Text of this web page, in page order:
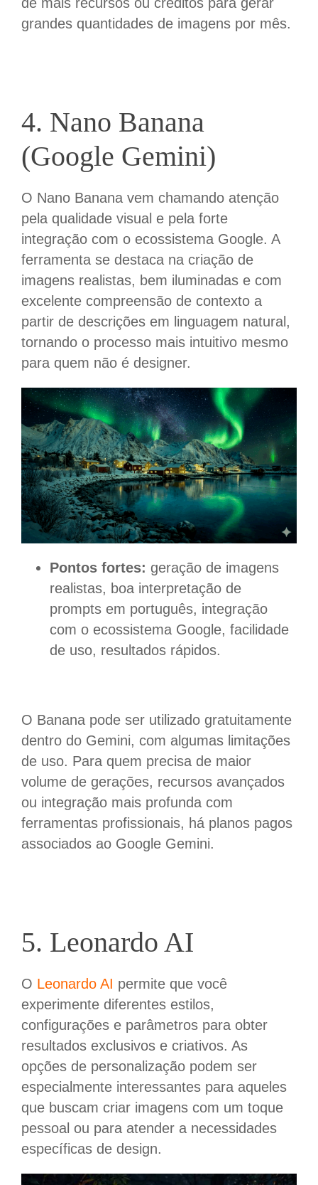
grandes quantidades de imagens por mês.
4. Nano Banana
(Google Gemini)
O Nano Banana vem chamando atenção
pela qualidade visual e pela forte
integração com o ecossistema Google. A
ferramenta se destaca na criação de
imagens realistas, bem iluminadas e com
excelente compreensão de contexto a
partir de descrições em linguagem natural,
tornando o processo mais intuitivo mesmo
para quem não é designer.
Pontos fortes: geração de imagens
realistas, boa interpretação de
prompts em português, integração
com o ecossistema Google, facilidade
de uso, resultados rápidos.
O Banana pode ser utilizado gratuitamente
dentro do Gemini, com algumas limitações
de uso. Para quem precisa de maior
volume de gerações, recursos avançados
ou integração mais profunda com
ferramentas profissionais, há planos pagos
associados ao Google Gemini.
5. Leonardo AI
O Leonardo AI permite que você
experimente diferentes estilos,
configurações e parâmetros para obter
resultados exclusivos e criativos. As
opções de personalização podem ser
especialmente interessantes para aqueles
que buscam criar imagens com um toque
pessoal ou para atender a necessidades
específicas de design.